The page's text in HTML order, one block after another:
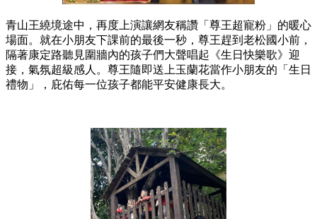
青山王繞境途中，再度上演讓網友稱讚「尊王超寵粉」的暖心
場面。就在小朋友下課前的最後一秒，尊王趕到老松國小前，
隔著康定路聽見圍牆內的孩子們大聲唱起《生日快樂歌》迎
接，氣氛超級感人。尊王隨即送上玉蘭花當作小朋友的「生日
禮物」，庇佑每一位孩子都能平安健康長大。